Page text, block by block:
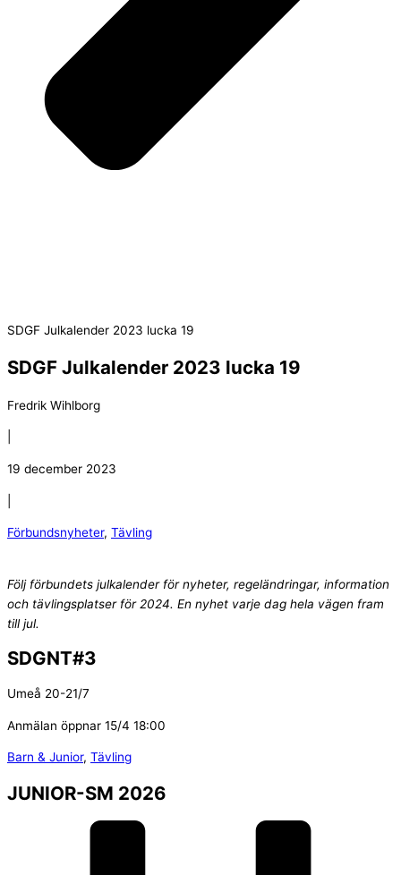
SDGF Julkalender 2023 lucka 19
SDGF Julkalender 2023 lucka 19
Fredrik Wihlborg
19 december 2023
Förbundsnyheter, Tävling
Följ förbundets julkalender för nyheter, regeländringar, information
och tävlingsplatser för 2024. En nyhet varje dag hela vägen fram
till jul.
SDGNT#3
Umeå 20-21/7
Anmälan öppnar 15/4 18:00
Barn & Junior, Tävling
JUNIOR-SM 2026